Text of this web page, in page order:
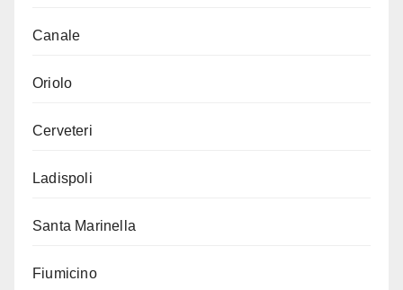
Canale
Oriolo
Cerveteri
Ladispoli
Santa Marinella
Fiumicino